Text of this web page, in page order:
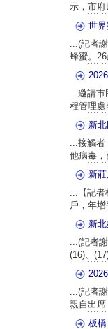
示，市
世
...(記者
蜂蜜。
...邀請市
程管理
新
...接觸者
他病毒
新
...【記者
戶，年
新
...(記者
(16)、
...(記者
親自出
板